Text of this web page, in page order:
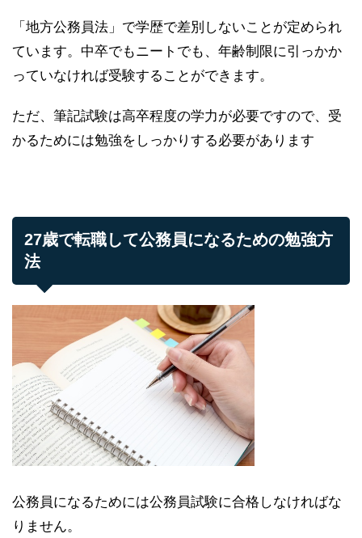
「地方公務員法」で学歴で差別しないことが定められ
ています。中卒でもニートでも、年齢制限に引っかか
っていなければ受験することができます。
ただ、筆記試験は高卒程度の学力が必要ですので、受
かるためには勉強をしっかりする必要があります
27歳で転職して公務員になるための勉強方
法
公務員になるためには公務員試験に合格しなければな
りません。